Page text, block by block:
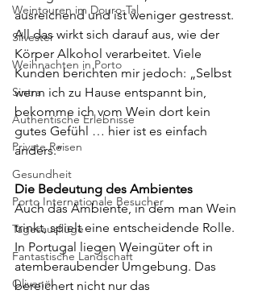
Weintouren im Douro-Tal
Silvester
Weihnachten in Porto
Sintra
Authentische Erlebnisse
Private Reisen
Gesundheit
Porto Internationale Besucher
Tagesausflüge
Fantastische Landschaft
Olivenöl
ausreichend und ist weniger gestresst.
All das wirkt sich darauf aus, wie der
Körper Alkohol verarbeitet. Viele
Kunden berichten mir jedoch: „Selbst
wenn ich zu Hause entspannt bin,
bekomme ich vom Wein dort kein
gutes Gefühl … hier ist es einfach
anders.“
Die Bedeutung des Ambientes
Auch das Ambiente, in dem man Wein
trinkt, spielt eine entscheidende Rolle.
In Portugal liegen Weingüter oft in
atemberaubender Umgebung. Das
bereichert nicht nur das